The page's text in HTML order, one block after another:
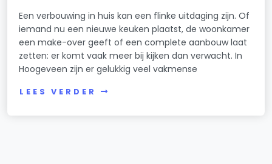
Een verbouwing in huis kan een flinke uitdaging zijn. Of
iemand nu een nieuwe keuken plaatst, de woonkamer
een make-over geeft of een complete aanbouw laat
zetten: er komt vaak meer bij kijken dan verwacht. In
Hoogeveen zijn er gelukkig veel vakmense
LEES VERDER